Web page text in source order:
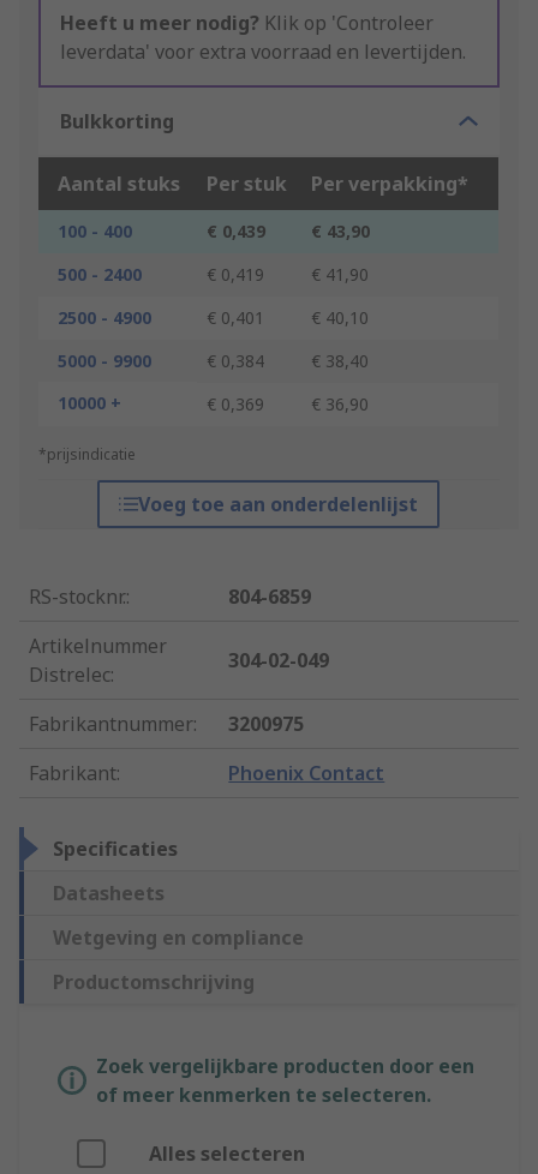
Heeft u meer nodig? Klik op 'Controleer
leverdata' voor extra voorraad en levertijden.
Bulkkorting
Aantal stuks Per stuk Per verpakking*
100 - 400 € 0,439
€ 43,90
500 - 2400
€ 0,419
€ 41,90
2500 - 4900
€ 0,401
€ 40,10
5000 - 9900
€ 0,384
€ 38,40
10000 +
€ 0,369 € 36,90
*prijsindicatie
Voeg toe aan onderdelenlijst
RS-stocknr.:
804-6859
Artikelnummer
Distrelec:
304-02-049
Fabrikantnummer:
3200975
Fabrikant: Phoenix Contact
Specificaties
Datasheets
Wetgeving en compliance
Productomschrijving
Zoek vergelijkbare producten door een
of meer kenmerken te selecteren.
Alles selecteren